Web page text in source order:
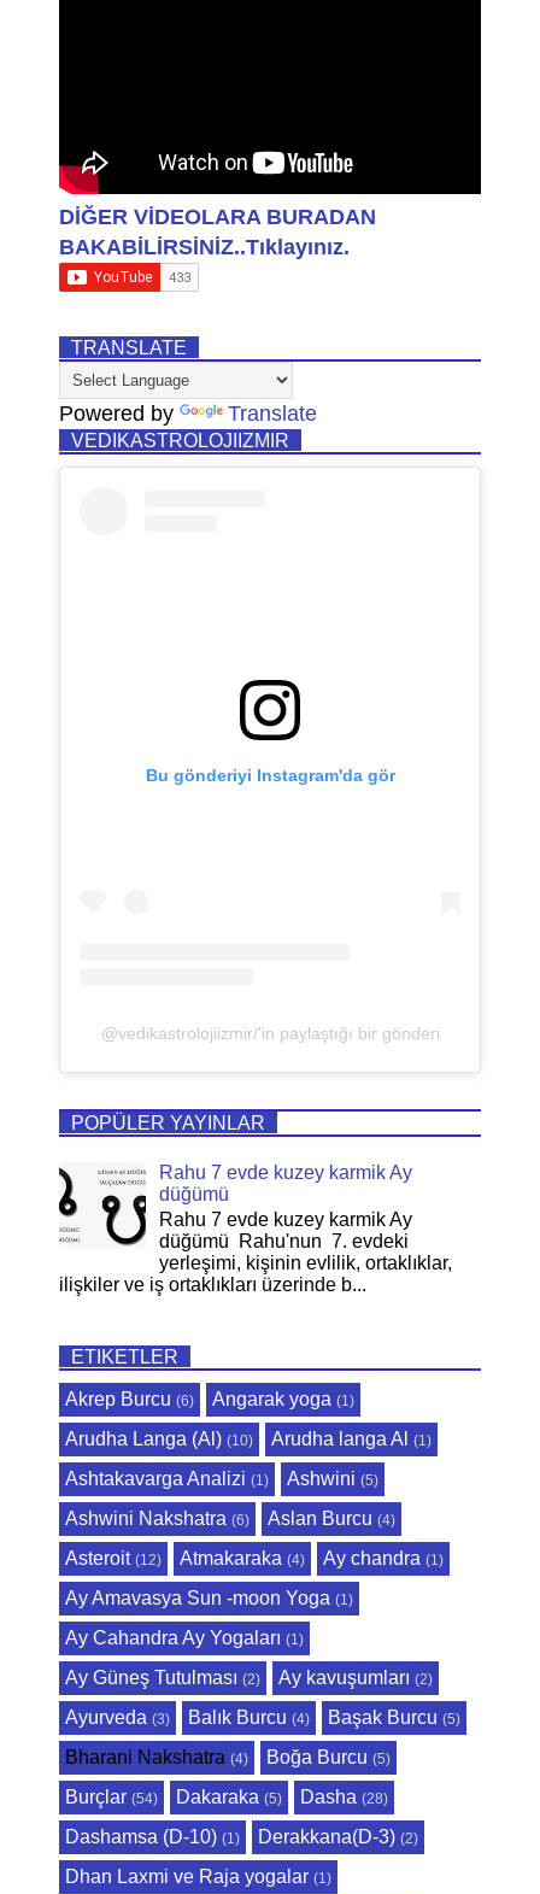
DİĞER VİDEOLARA BURADAN
BAKABİLİRSİNİZ..Tıklayınız.
TRANSLATE
Powered by Translate
VEDIKASTROLOJIIZMIR
Bu gönderiyi Instagram'da gör
@vedikastrolojiizmir/'in paylaştığı bir gönderi
POPÜLER YAYINLAR
Rahu 7 evde kuzey karmik Ay
düğümü
Rahu 7 evde kuzey karmik Ay
düğümü Rahu'nun 7. evdeki
yerleşimi, kişinin evlilik, ortaklıklar,
ilişkiler ve iş ortaklıkları üzerinde b...
ETIKETLER
Akrep Burcu (6) Angarak yoga (1)
Arudha Langa (Al) (10) Arudha langa Al (1)
Ashtakavarga Analizi (1) Ashwini (5)
Ashwini Nakshatra (6) Aslan Burcu (4)
Asteroit (12) Atmakaraka (4) Ay chandra (1)
Ay Amavasya Sun -moon Yoga (1)
Ay Cahandra Ay Yogaları (1)
Ay Güneş Tutulması (2) Ay kavuşumları (2)
Ayurveda (3) Balık Burcu (4) Başak Burcu (5)
Bharani Nakshatra (4) Boğa Burcu (5)
Burçlar (54) Dakaraka (5) Dasha (28)
Dashamsa (D-10) (1) Derakkana(D-3) (2)
Dhan Laxmi ve Raja yogalar (1)